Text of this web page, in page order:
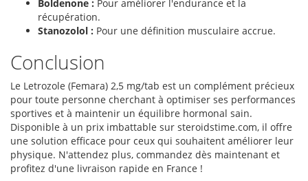
Boldenone : Pour améliorer l'endurance et la
récupération.
Stanozolol : Pour une définition musculaire accrue.
Conclusion
Le Letrozole (Femara) 2,5 mg/tab est un complément précieux
pour toute personne cherchant à optimiser ses performances
sportives et à maintenir un équilibre hormonal sain.
Disponible à un prix imbattable sur steroidstime.com, il offre
une solution efficace pour ceux qui souhaitent améliorer leur
physique. N'attendez plus, commandez dès maintenant et
profitez d'une livraison rapide en France !